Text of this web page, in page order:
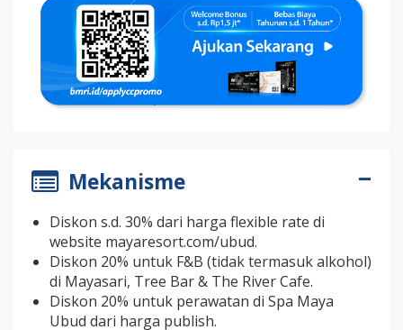
Mekanisme
Diskon s.d. 30% dari harga flexible rate di
website mayaresort.com/ubud.
Diskon 20% untuk F&B (tidak termasuk alkohol)
di Mayasari, Tree Bar & The River Cafe.
Diskon 20% untuk perawatan di Spa Maya
Ubud dari harga publish.